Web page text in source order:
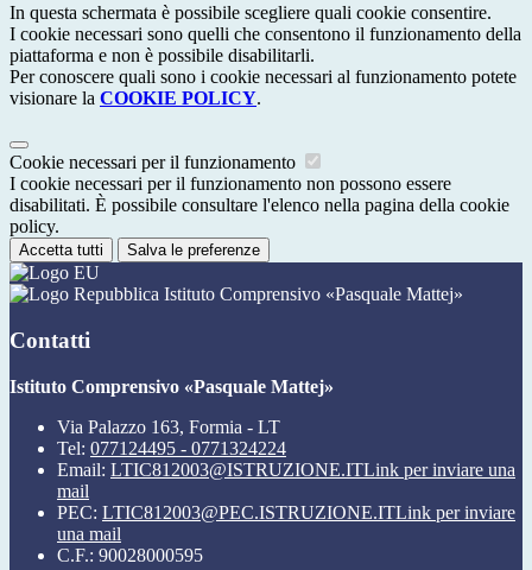
In questa schermata è possibile scegliere quali cookie consentire.
I cookie necessari sono quelli che consentono il funzionamento della
piattaforma e non è possibile disabilitarli.
Per conoscere quali sono i cookie necessari al funzionamento potete
visionare la COOKIE POLICY.
Cookie necessari per il funzionamento
I cookie necessari per il funzionamento non possono essere
disabilitati. È possibile consultare l'elenco nella pagina della cookie
policy.
Accetta tutti Salva le preferenze
Istituto Comprensivo «Pasquale Mattej»
Contatti
Istituto Comprensivo «Pasquale Mattej»
Via Palazzo 163, Formia - LT
Tel: 077124495 - 0771324224
Email: LTIC812003@ISTRUZIONE.ITLink per inviare una
mail
PEC: LTIC812003@PEC.ISTRUZIONE.ITLink per inviare
una mail
C.F.: 90028000595